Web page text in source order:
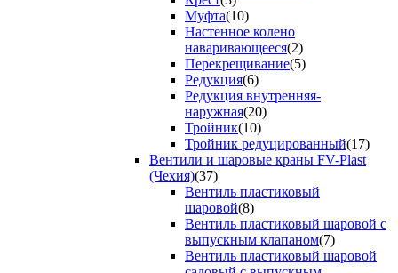
Муфта(10)
Настенное колено
наваривающееся(2)
Перекрещивание(5)
Редукция(6)
Редукция внутренняя-
наружная(20)
Тройник(10)
Тройник редуцированный(17)
Вентили и шаровые краны FV-Plast
(Чехия)(37)
Вентиль пластиковый
шаровой(8)
Вентиль пластиковый шаровой с
выпускным клапаном(7)
Вентиль пластиковый шаровой